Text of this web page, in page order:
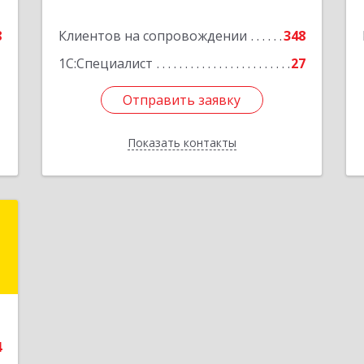
Клиентов на сопровождении
348
1С:Специалист
27
Отправить заявку
Показать контакты
Подробнее
Отправить заявку
Назад